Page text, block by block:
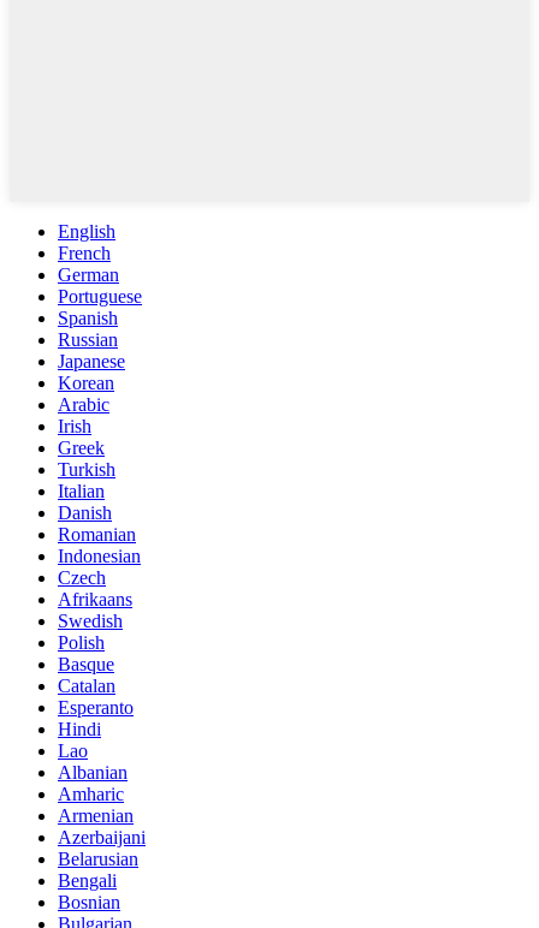
English
French
German
Portuguese
Spanish
Russian
Japanese
Korean
Arabic
Irish
Greek
Turkish
Italian
Danish
Romanian
Indonesian
Czech
Afrikaans
Swedish
Polish
Basque
Catalan
Esperanto
Hindi
Lao
Albanian
Amharic
Armenian
Azerbaijani
Belarusian
Bengali
Bosnian